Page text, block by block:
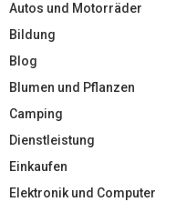
Autos und Motorräder
Bildung
Blog
Blumen und Pflanzen
Camping
Dienstleistung
Einkaufen
Elektronik und Computer